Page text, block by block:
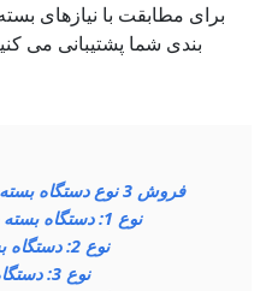
بندی شما پشتیبانی می
فروش 3 نوع دستگاه بسته بندی کیسه ای گرانول اتوماتیک
نوع 1: دستگاه بسته بندی گرانول عمودی کوچک
نوع 2: دستگاه بسته بندی سطل زنجیره ای
نوع 3: دستگاه بسته بندی توزین چند سر